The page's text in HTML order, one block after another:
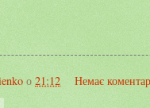
о 21:12 Немає